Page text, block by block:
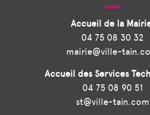
Accueil de la
04 75 08 30 32
mairie@ville-
Accueil des Services
04 75 08 90 51
st@ville-tain.com